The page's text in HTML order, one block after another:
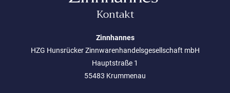
Kontakt
Zinnhannes
HZG Hunsrücker Zinnwarenhandelsgesellschaft mbH
Hauptstraße 1
55483 Krummenau